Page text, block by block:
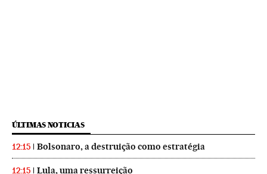
ÚLTIMAS NOTICIAS
12:15 Bolsonaro, a destruição como estratégia
12:15 Lula, uma ressurreição